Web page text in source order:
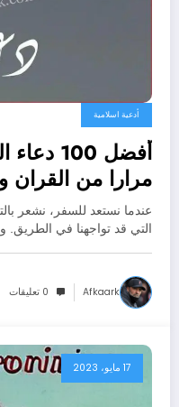
أدعية اسلامية
أفضل
مرارا من القران
عندما نستعد للسفر، نشعر
التي قد تواجهنا في الطريق.
Afkaark 0 تعليقات
17 مايو، 2023